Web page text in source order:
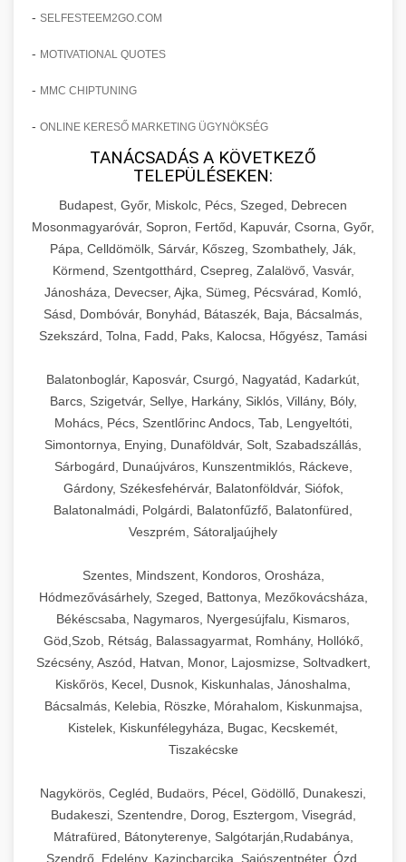
- SELFESTEEM2GO.COM
- MOTIVATIONAL QUOTES
- MMC CHIPTUNING
- ONLINE KERESŐ MARKETING ÜGYNÖKSÉG
TANÁCSADÁS A KÖVETKEZŐ
TELEPÜLÉSEKEN:
Budapest, Győr, Miskolc, Pécs, Szeged, Debrecen
Mosonmagyaróvár, Sopron, Fertőd, Kapuvár, Csorna, Győr,
Pápa, Celldömölk, Sárvár, Kőszeg, Szombathely, Ják,
Körmend, Szentgotthárd, Csepreg, Zalalövő, Vasvár,
Jánosháza, Devecser, Ajka, Sümeg, Pécsvárad, Komló,
Sásd, Dombóvár, Bonyhád, Bátaszék, Baja, Bácsalmás,
Szekszárd, Tolna, Fadd, Paks, Kalocsa, Hőgyész, Tamási
Balatonboglár, Kaposvár, Csurgó, Nagyatád, Kadarkút,
Barcs, Szigetvár, Sellye, Harkány, Siklós, Villány, Bóly,
Mohács, Pécs, Szentlőrinc Andocs, Tab, Lengyeltóti,
Simontornya, Enying, Dunaföldvár, Solt, Szabadszállás,
Sárbogárd, Dunaújváros, Kunszentmiklós, Ráckeve,
Gárdony, Székesfehérvár, Balatonföldvár, Siófok,
Balatonalmádi, Polgárdi, Balatonfűzfő, Balatonfüred,
Veszprém, Sátoraljaújhely
Szentes, Mindszent, Kondoros, Orosháza,
Hódmezővásárhely, Szeged, Battonya, Mezőkovácsháza,
Békéscsaba, Nagymaros, Nyergesújfalu, Kismaros,
Göd,Szob, Rétság, Balassagyarmat, Romhány, Hollókő,
Szécsény, Aszód, Hatvan, Monor, Lajosmizse, Soltvadkert,
Kiskőrös, Kecel, Dusnok, Kiskunhalas, Jánoshalma,
Bácsalmás, Kelebia, Röszke, Mórahalom, Kiskunmajsa,
Kistelek, Kiskunfélegyháza, Bugac, Kecskemét,
Tiszakécske
Nagykörös, Cegléd, Budaörs, Pécel, Gödöllő, Dunakeszi,
Budakeszi, Szentendre, Dorog, Esztergom, Visegrád,
Mátrafüred, Bátonyterenye, Salgótarján,Rudabánya,
Szendrő, Edelény, Kazincbarcika, Sajószentpéter, Ózd,